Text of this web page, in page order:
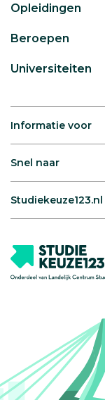
Opleidingen
Beroepen
Universiteiten
Informatie voor
Snel naar
Studiekeuze123.nl